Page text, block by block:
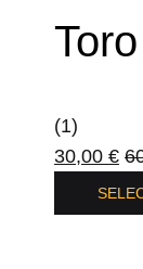
Toro
(1)
30,00 €